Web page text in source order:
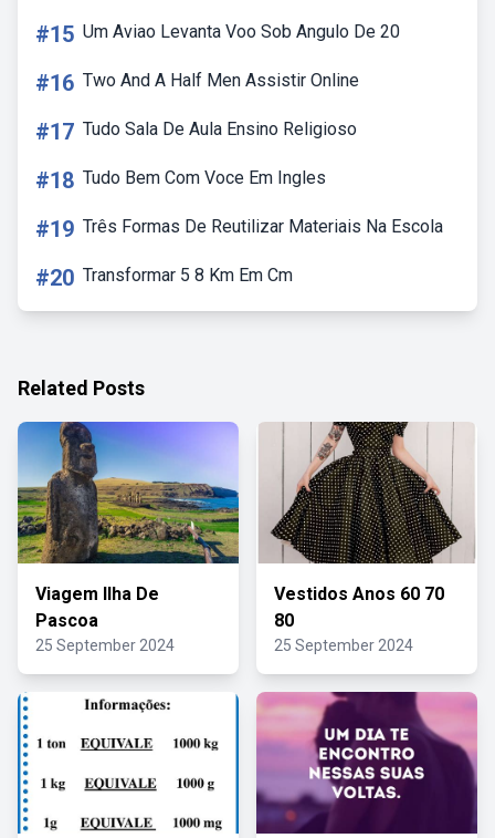
#15 Um Aviao Levanta Voo Sob Angulo De 20
#16 Two And A Half Men Assistir Online
#17 Tudo Sala De Aula Ensino Religioso
#18 Tudo Bem Com Voce Em Ingles
#19 Três Formas De Reutilizar Materiais Na Escola
#20 Transformar 5 8 Km Em Cm
Related Posts
Viagem Ilha De
Pascoa
25 September 2024
Vestidos Anos 60 70
80
25 September 2024